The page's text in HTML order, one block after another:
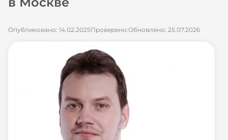
Опубликовано: 14.02.2025Проверено:Обновлено: 25.07.2026